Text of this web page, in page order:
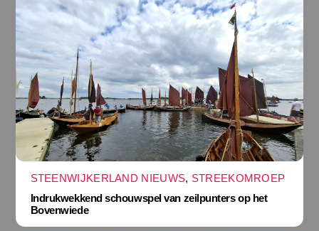
STEENWIJKERLAND NIEUWS, STREEKOMROEP
Indrukwekkend schouwspel van zeilpunters op het
Bovenwiede